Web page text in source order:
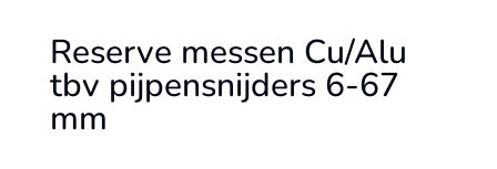
Reserve messen Cu/Alu
tbv pijpensnijders 6-67
mm